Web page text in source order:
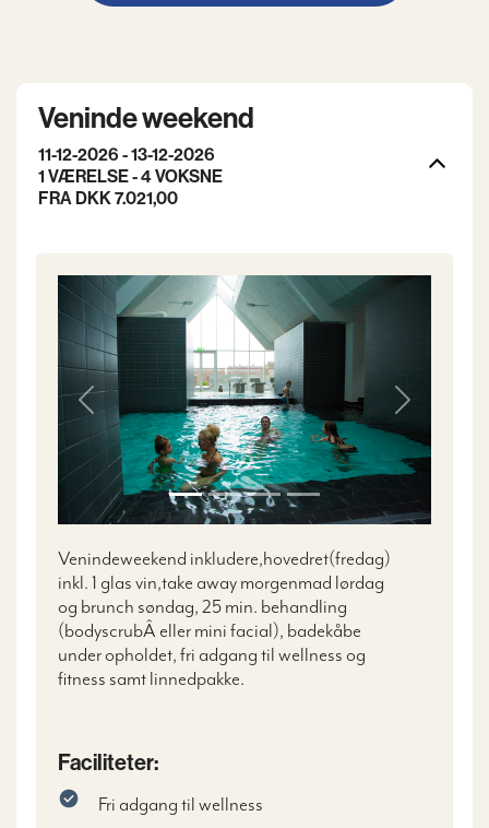
Veninde weekend
11-12-2026 - 13-12-2026
1 VÆRELSE -4VOKSNE
FRA DKK 7.021,00
Previous Next
Venindeweekend inkludere,hovedret(fredag)
inkl. 1 glas vin,take away morgenmad lørdag
og brunch søndag, 25 min. behandling
(bodyscrubÂ eller mini facial), badekåbe
under opholdet, fri adgang til wellness og
fitness samt linnedpakke.
Faciliteter:
Fri adgang til wellness